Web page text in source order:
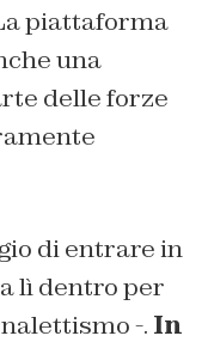
piattaforma
una
delle forze
di entrare in
lì dentro per
-. In